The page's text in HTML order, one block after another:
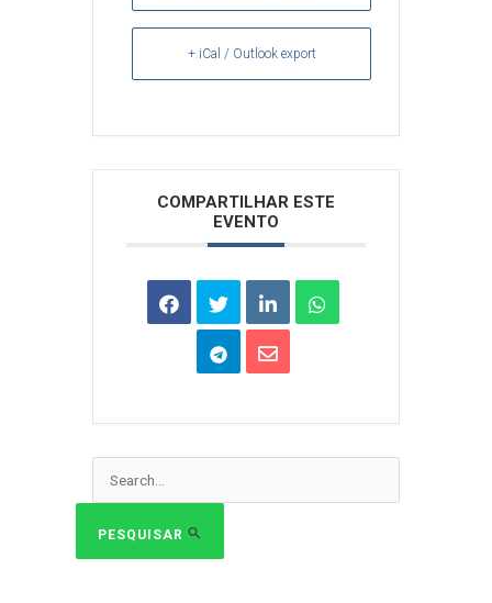
+ iCal / Outlook export
COMPARTILHAR ESTE
EVENTO
Pesquisar
PESQUISAR